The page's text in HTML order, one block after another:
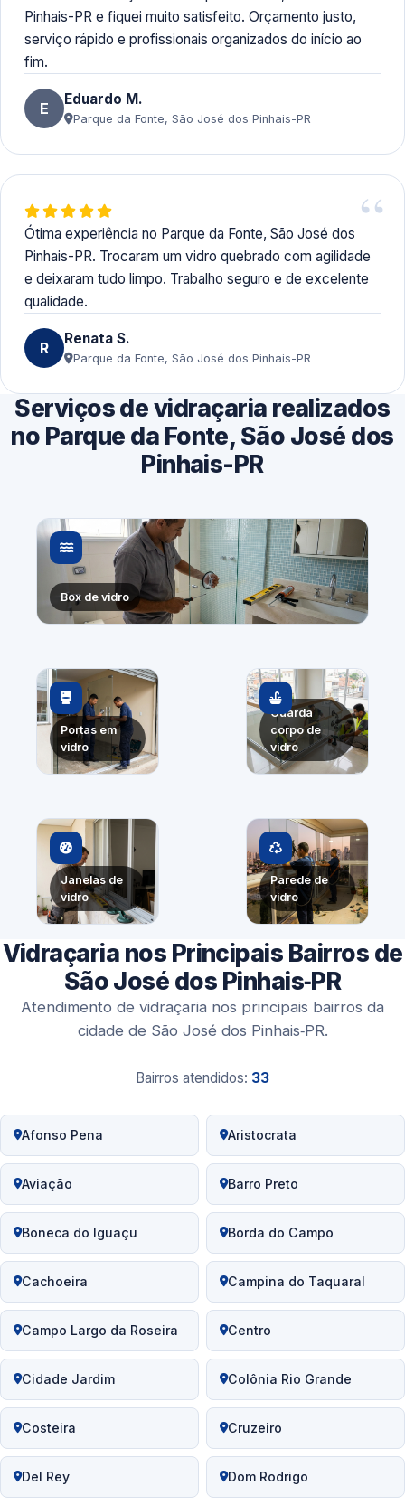
Pinhais-PR e fiquei muito satisfeito. Orçamento justo,
serviço rápido e profissionais organizados do início ao
fim.
E Eduardo M.
Parque da Fonte, São José dos Pinhais-PR
Ótima experiência no Parque da Fonte, São José dos
Pinhais-PR. Trocaram um vidro quebrado com agilidade
e deixaram tudo limpo. Trabalho seguro e de excelente
qualidade.
R Renata S.
Parque da Fonte, São José dos Pinhais-PR
Serviços de vidraçaria realizados
no Parque da Fonte, São José dos
Pinhais-PR
Box de vidro
Portas em
vidro
Guarda
corpo de
vidro
Janelas de
vidro
Parede de
vidro
Vidraçaria nos Principais Bairros de
São José dos Pinhais‑PR
Atendimento de vidraçaria nos principais bairros da
cidade de São José dos Pinhais‑PR.
Bairros atendidos: 33
Afonso Pena Aristocrata
Aviação Barro Preto
Boneca do Iguaçu Borda do Campo
Cachoeira Campina do Taquaral
Campo Largo da Roseira Centro
Cidade Jardim Colônia Rio Grande
Costeira Cruzeiro
Del Rey Dom Rodrigo